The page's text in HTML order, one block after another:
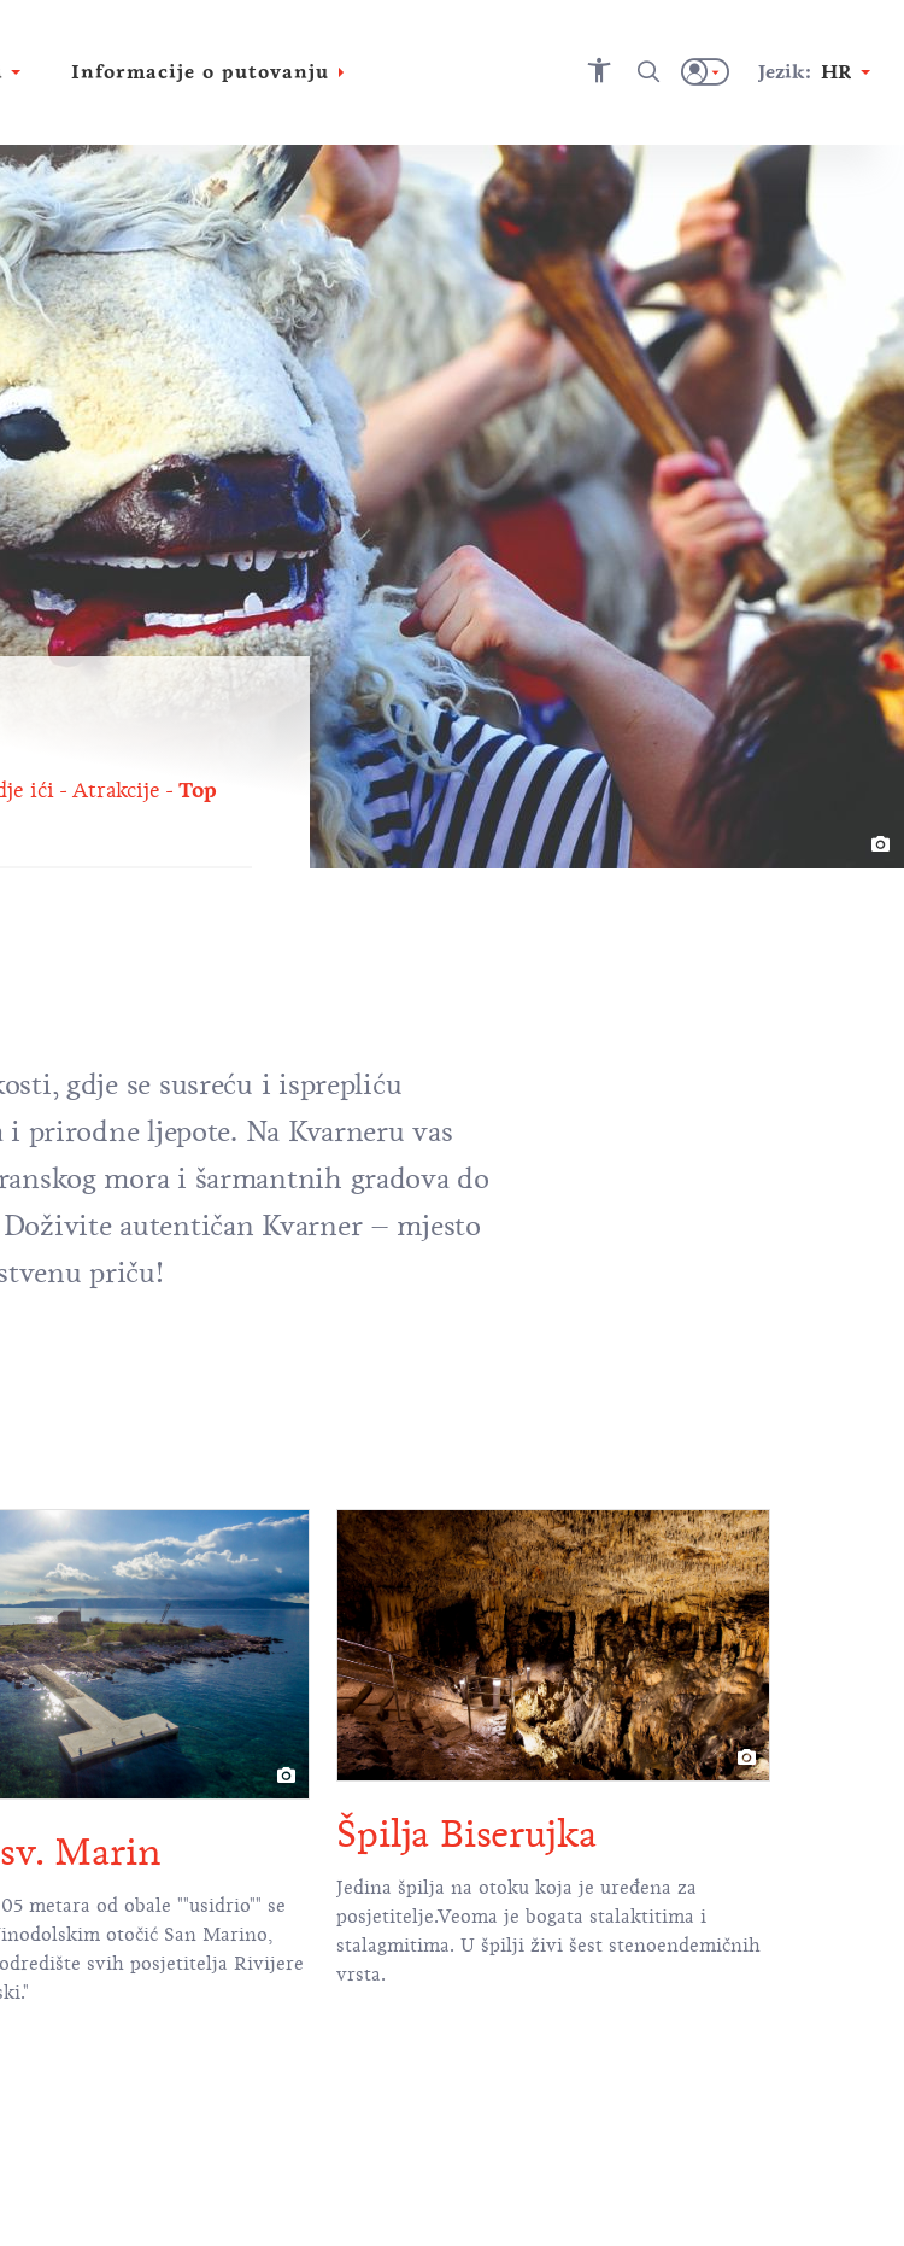
Informacije o putovanju Jezik: HR
ići Atrakcije
Top
gdje se susreću i isprepliću
prirodne ljepote. Na Kvarneru vas
mora i šarmantnih gradova do
autentičan Kvarner – mjesto
priču!
Marin
metara od obale ""usidrio"" se
otočić San Marino,
svih posjetitelja Rivijere
Špilja Biserujka
Jedina špilja na otoku koja je uređena za
posjetitelje.Veoma je bogata stalaktitima i
stalagmitima. U špilji živi šest stenoendemičnih
vrsta.